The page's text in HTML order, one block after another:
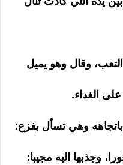
وقال وهو يميل
الغداء.
وهي تسأل بفزع:
وجذبها اليه مجيبا: